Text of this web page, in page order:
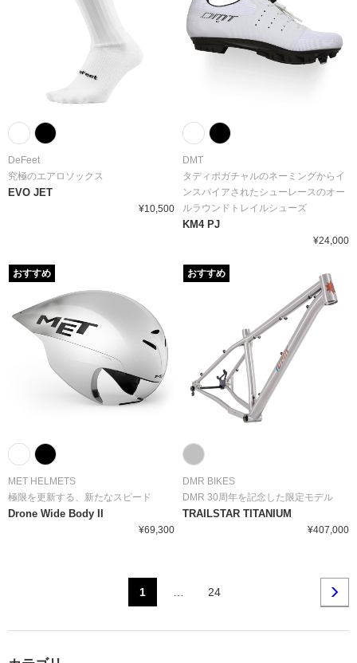
DeFeet
究極のエアロソックス
EVO JET
¥10,500
DMT
タディポガチャルのネーミングからイ
ンスパイアされたシューレースのオー
ルラウンドトレイルシューズ
KM4 PJ
¥24,000
MET HELMETS
極限を更新する、新たなスピード
Drone Wide Body II
¥69,300
おすすめ
DMR BIKES
DMR 30周年を記念した限定モデル
TRAILSTAR TITANIUM
¥407,000
おすすめ
1 24